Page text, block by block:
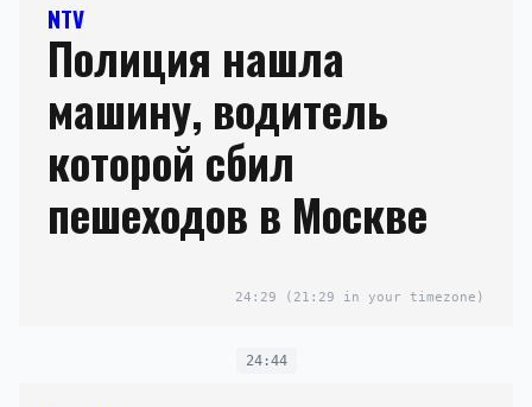
NTV
Полиция нашла
машину, водитель
которой сбил
пешеходов в Москве
24:29 (21:29 in your timezone)
24:44